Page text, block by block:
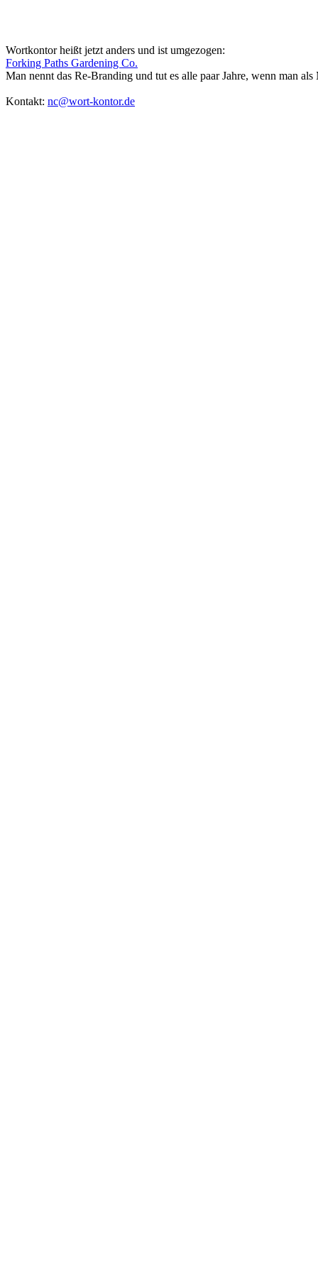
Wortkontor heißt jetzt anders und ist umgezogen:
Forking Paths Gardening Co.
Man nennt das Re-Branding und tut es alle paar Jahre, wenn man
Kontakt: nc@wort-kontor.de